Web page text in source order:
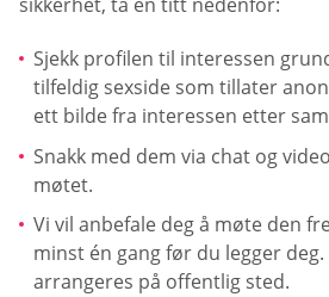
Sjekk profilen til interessen
tilfeldig sexside som tillater
ett bilde fra interessen etter
Snakk med dem via chat og
møtet.
Vi vil anbefale deg å møte den
minst én gang før du legger
arrangeres på offentlig sted.